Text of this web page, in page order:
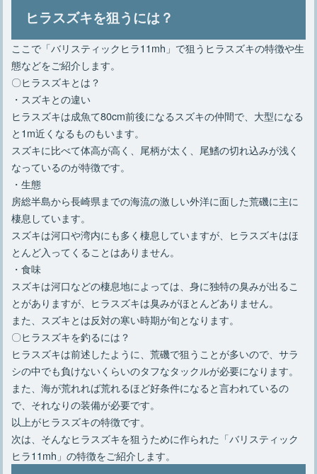
ヒラスズキを狙うには？
ここで「バリスティックヒラ11mh」で狙うヒラスズキの特徴や生
態などをご紹介します。
〇ヒラスズキとは？
・スズキとの違い
ヒラスズキは成魚て80cm前後になるスズキの仲間で、大型になる
と1m近くなるものもいます。
スズキに比べて体高が高く、尾柄が太く、尾鰭の切れ込みが浅く
なっているのが特徴です。
・生態
房総半島から長崎県までの海流の激しい外洋に面した荒磯に主に
棲息しています。
スズキは河口や湾内にも多く棲息していますが、ヒラスズキはほ
とんど入ってくることはありません。
・食味
スズキは河口などの棲息地によっては、身に独特の臭みが出るこ
とがありますが、ヒラスズキは臭みがほとんどありません。
また、スズキとは反対の寒い時期が旬となります。
〇ヒラスズキを釣るには？
ヒラスズキは前述したように、荒磯で狙うことが多いので、サラ
シの中でも負けないくらいのタフなタックルが必要になります。
また、海が荒れれば荒れるほど好条件になると言われているの
で、それなりの装備が必要です。
以上がヒラスズキの特徴です。
次は、そんなヒラスズキを狙うために作られた「バリスティック
ヒラ11mh」の特徴をご紹介します。